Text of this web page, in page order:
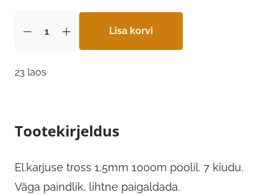
oli:
51,00 €.
on:
40,80 €.
Lisa korvi
23 laos
Tootekirjeldus
El.karjuse tross 1,5mm 1000m poolil. 7 kiudu.
Väga paindlik, lihtne paigaldada.